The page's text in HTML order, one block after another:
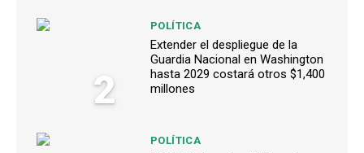
2
POLÍTICA
Extender el despliegue de la
Guardia Nacional en Washington
hasta 2029 costará otros $1,400
millones
POLÍTICA